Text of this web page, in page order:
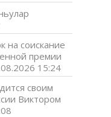
на соискание
премии
15:24
своим
Виктором